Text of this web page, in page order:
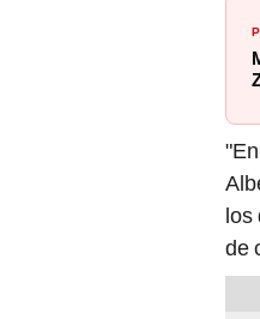
los
de